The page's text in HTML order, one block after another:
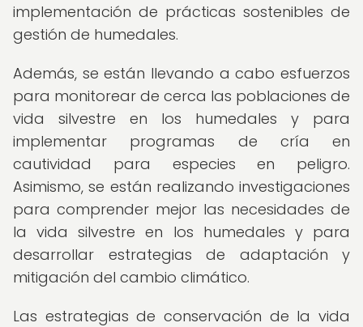
implementación de prácticas sostenibles de
gestión de humedales.
Además, se están llevando a cabo esfuerzos
para monitorear de cerca las poblaciones de
vida silvestre en los humedales y para
implementar programas de cría en
cautividad para especies en peligro.
Asimismo, se están realizando investigaciones
para comprender mejor las necesidades de
la vida silvestre en los humedales y para
desarrollar estrategias de adaptación y
mitigación del cambio climático.
Las estrategias de conservación de la vida